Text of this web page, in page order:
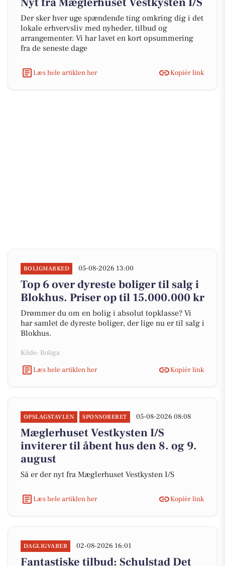
Der sker hver uge spændende ting omkring dig i det
lokale erhvervsliv med nyheder, tilbud og
arrangementer. Vi har lavet en kort opsummering
fra de seneste dage
Læs hele artiklen her Kopiér link
BOLIGMARKED 05-08-2026 13:00
Top 6 over dyreste boliger til salg i
Blokhus. Priser op til 15.000.000 kr
Drømmer du om en bolig i absolut topklasse? Vi
har samlet de dyreste boliger, der lige nu er til salg i
Blokhus.
Kilde: Boliga
Læs hele artiklen her
Kopiér link
OPSLAGSTAVLEN SPONSORERET 05-08-2026 08:08
Mæglerhuset Vestkysten I/S
inviterer til åbent hus den 8. og 9.
august
Så er der nyt fra Mæglerhuset Vestkysten I/S
Læs hele artiklen her Kopiér link
DAGLIGVARER 02-08-2026 16:01
Fantastiske tilbud: Schulstad Det